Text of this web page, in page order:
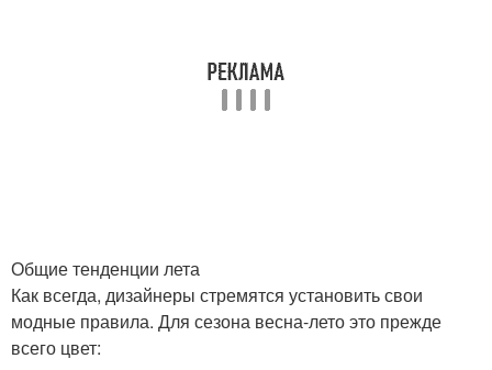
Общие тенденции лета
Как всегда, дизайнеры стремятся установить свои
модные правила. Для сезона весна-лето это прежде
всего цвет: